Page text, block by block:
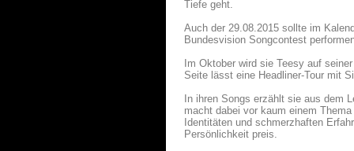
Tiefe geht.
Auch der 29.08.2015 sollte im
Bundesvision Songcontest
Im Oktober wird sie Teesy auf
Seite lässt eine Headliner-Tour mit
In ihren Songs erzählt sie aus dem
macht dabei vor kaum einem
Identitäten und schmerzhaften
Persönlichkeit preis.